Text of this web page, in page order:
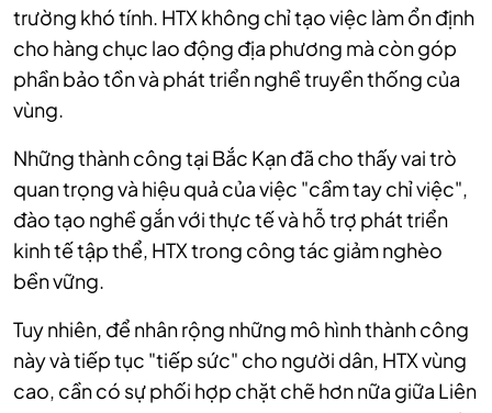
trường khó tính. HTX không chỉ tạo việc làm ổn định
cho hàng chục lao động địa phương mà còn góp
phần bảo tồn và phát triển nghề truyền thống của
vùng.
Những thành công tại Bắc Kạn đã cho thấy vai trò
quan trọng và hiệu quả của việc "cầm tay chỉ việc",
đào tạo nghề gắn với thực tế và hỗ trợ phát triển
kinh tế tập thể, HTX trong công tác giảm nghèo
bền vững.
Tuy nhiên, để nhân rộng những mô hình thành công
này và tiếp tục "tiếp sức" cho người dân, HTX vùng
cao, cần có sự phối hợp chặt chẽ hơn nữa giữa Liên